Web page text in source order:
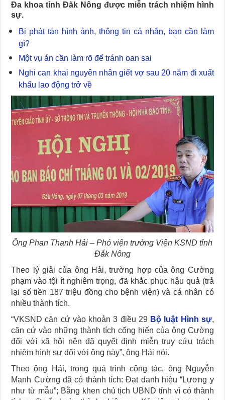
Đa khoa tỉnh Đăk Nông được miễn trách nhiệm hình
sự.
Bị phát tán hình ảnh, thông tin cá nhân, bạn cần làm
gì?
Một vụ án cần làm rõ để tránh oan sai
Nghi can khai nguyên nhân giết vợ sau 20 năm đi xuất
khẩu lao động trở về
Ông Phan Thanh Hải – Phó viện trưởng Viện KSND tỉnh
Đắk Nông
Theo lý giải của ông Hải, trường hợp của ông Cường
phạm vào tội ít nghiêm trọng, đã khắc phục hậu quả (trả
lại số tiền 187 triệu đồng cho bệnh viện) và cá nhân có
nhiều thành tích.
“VKSND căn cứ vào khoản 3 điều 29 Bộ luật Hình sự,
căn cứ vào những thành tích cống hiến của ông Cường
đối với xã hội nên đã quyết định miễn truy cứu trách
nhiệm hình sự đối với ông này”, ông Hải nói.
Theo ông Hải, trong quá trình công tác, ông Nguyễn
Mạnh Cường đã có thành tích: Đạt danh hiệu “Lương y
như từ mẫu”; Bằng khen chủ tịch UBND tỉnh vì có thành